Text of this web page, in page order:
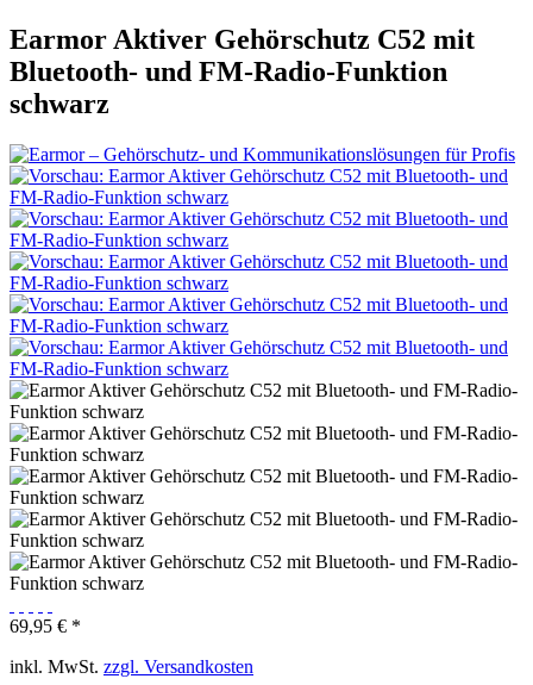
Earmor Aktiver Gehörschutz C52 mit
Bluetooth- und FM-Radio-Funktion
schwarz
69,95 € *
inkl. MwSt. zzgl. Versandkosten